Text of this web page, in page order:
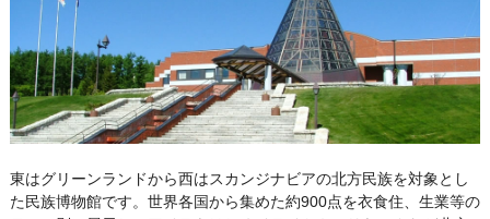
東はグリーンランドから西はスカンジナビアの北方民族を対象とし
た民族博物館です。世界各国から集めた約900点を衣食住、生業等の